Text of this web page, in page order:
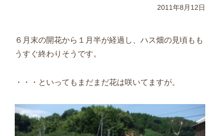
2011年8月12日
６月末の開花から１月半が経過し、ハス畑の見頃もも
うすぐ終わりそうです。
・・・といってもまだまだ花は咲いてますが。